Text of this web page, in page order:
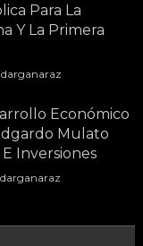
Para La
Y La Primera
jdarganaraz
Económico
Mulato
Inversiones